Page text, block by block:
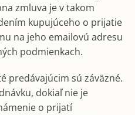
zmluva je v takom
kupujúceho o prijatie
na jeho emailovú adresu
podmienkach.
predávajúcim sú záväzné.
dokiaľ nie je
o prijatí